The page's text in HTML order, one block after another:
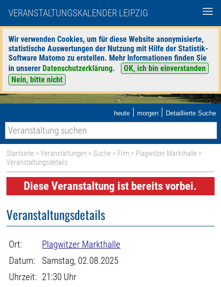
VERANSTALTUNGSKALENDER LEIPZIG
Wir verwenden Cookies, um für diese Website anonymisierte,
statistische Auswertungen der Nutzung mit Hilfe der Statistik-
Software Matomo zu erstellen. Mehr Informationen finden Sie
in unserer Datenschutzerklärung.
OK, ich bin einverstanden
Nein, bitte nicht
heute | morgen | Detaillierte Suche
Startseite >Veranstaltungen > Suche > Film > Plagwitzer Markthalle >
Veranstaltungsdetails
Diese Veranstaltung ist bereits vorbei.
Veranstaltungsdetails
Ort:
Plagwitzer Markthalle
Datum:
Samstag, 02.08.2025
Uhrzeit: 21:30 Uhr